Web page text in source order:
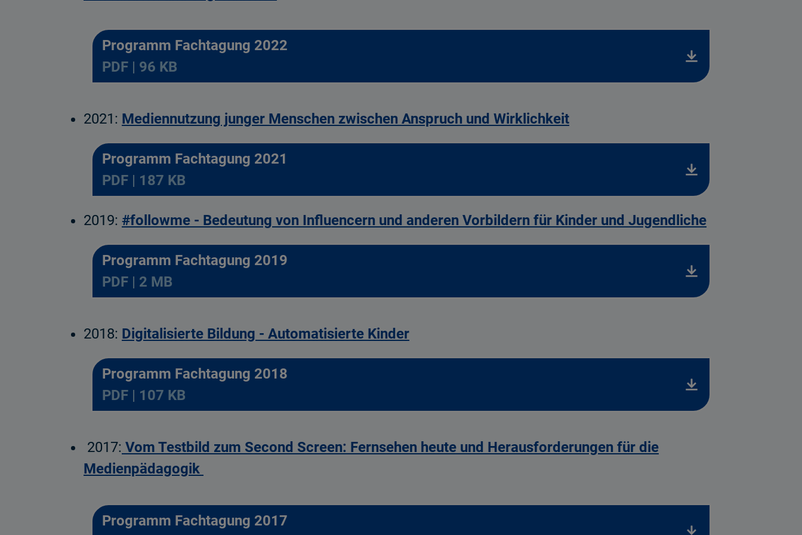
Programm Fachtagung 2022
PDF | 96 KB
2021: Mediennutzung junger Menschen zwischen Anspruch und Wirklichkeit
Programm Fachtagung 2021
PDF | 187 KB
2019: #followme - Bedeutung von Influencern und anderen Vorbildern für Kinder und Jugendliche
Programm Fachtagung 2019
PDF | 2 MB
2018: Digitalisierte Bildung - Automatisierte Kinder
Programm Fachtagung 2018
PDF | 107 KB
2017: Vom Testbild zum Second Screen: Fernsehen heute und Herausforderungen für die
Medienpädagogik
Programm Fachtagung 2017